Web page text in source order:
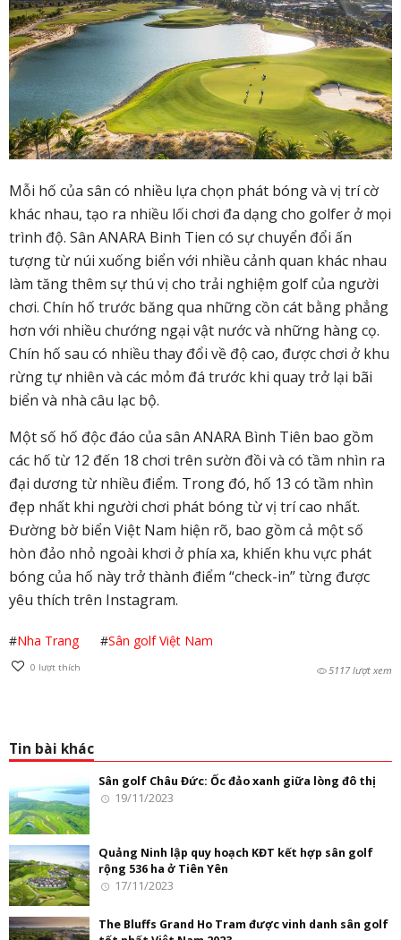
Mỗi hố của sân có nhiều lựa chọn phát bóng và vị trí cờ
khác nhau, tạo ra nhiều lối chơi đa dạng cho golfer ở mọi
trình độ. Sân ANARA Binh Tien có sự chuyển đổi ấn
tượng từ núi xuống biển với nhiều cảnh quan khác nhau
làm tăng thêm sự thú vị cho trải nghiệm golf của người
chơi. Chín hố trước băng qua những cồn cát bằng phẳng
hơn với nhiều chướng ngại vật nước và những hàng cọ.
Chín hố sau có nhiều thay đổi về độ cao, được chơi ở khu
rừng tự nhiên và các mỏm đá trước khi quay trở lại bãi
biển và nhà câu lạc bộ.
Một số hố độc đáo của sân ANARA Bình Tiên bao gồm
các hố từ 12 đến 18 chơi trên sườn đồi và có tầm nhìn ra
đại dương từ nhiều điểm. Trong đó, hố 13 có tầm nhìn
đẹp nhất khi người chơi phát bóng từ vị trí cao nhất.
Đường bờ biển Việt Nam hiện rõ, bao gồm cả một số
hòn đảo nhỏ ngoài khơi ở phía xa, khiến khu vực phát
bóng của hố này trở thành điểm “check-in” từng được
yêu thích trên Instagram.
#Nha Trang #Sân golf Việt Nam
0 lượt thích 5117 lượt xem
Tin bài khác
Sân golf Châu Đức: Ốc đảo xanh giữa lòng đô thị
19/11/2023
Quảng Ninh lập quy hoạch KĐT kết hợp sân golf
rộng 536 ha ở Tiên Yên
17/11/2023
The Bluffs Grand Ho Tram được vinh danh sân golf